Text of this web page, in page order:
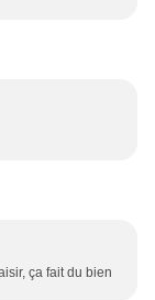
ça fait du bien